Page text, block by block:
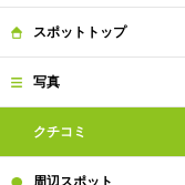
スポット トップ
写真
クチコミ
周辺スポット